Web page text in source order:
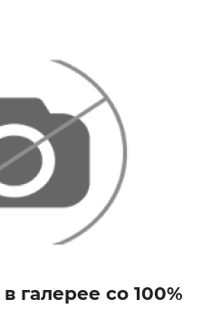
галерее со 100%